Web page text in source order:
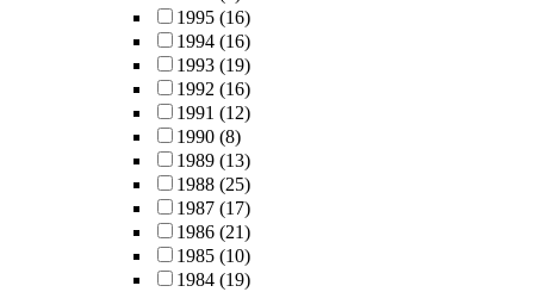
1995 (16)
1994 (16)
1993 (19)
1992 (16)
1991 (12)
1990 (8)
1989 (13)
1988 (25)
1987 (17)
1986 (21)
1985 (10)
1984 (19)